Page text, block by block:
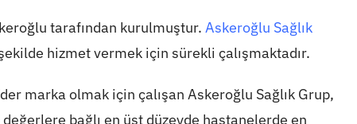
tarafından kurulmuştur.Askeroğlu Sağlık
hizmet vermek için sürekli çalışmaktadır.
marka olmak için çalışan Askeroğlu Sağlık Grup,
bağlı en üst düzeyde hastanelerde en